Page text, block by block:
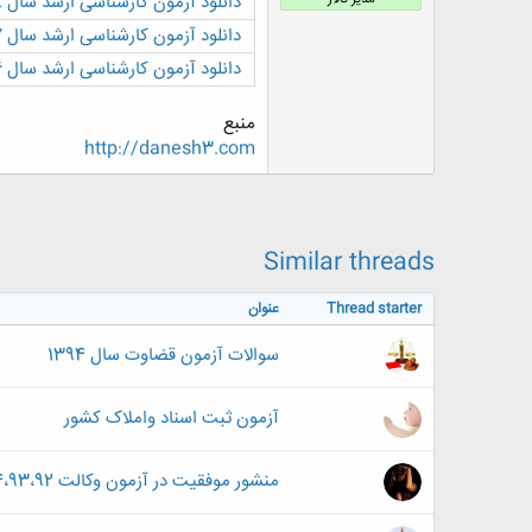
ض
دانلود آزمون کارشناسی ارشد سال 87 کد 1126 - مجموعه حقوق + پاسخ کلیدی
دانلود آزمون کارشناسی ارشد سال 86 کد 1126 - مجموعه حقوق + پاسخ کلیدی
منبع
http://danesh3.com
Similar threads
Thread starter عنوان
سوالات آزمون قضاوت سال 1394
آزمون ثبت اسناد واملاک کشور
منشور موفقیت در آزمون وکالت 94،93،92 و الی آخر ... (فقط همین چند نکته !!!)